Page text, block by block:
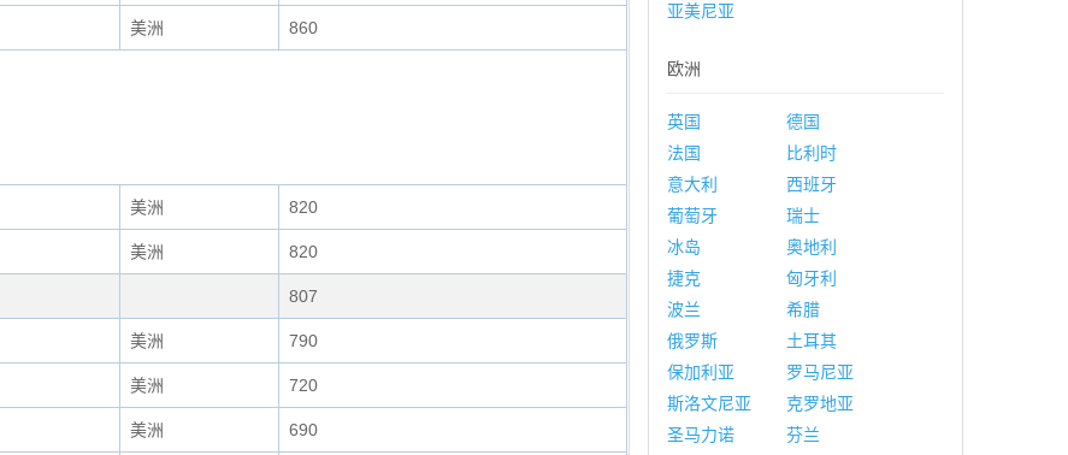
美洲 860
美洲 820
美洲 820
807
美洲 790
美洲 720
美洲 690
亚美尼亚
欧洲
英国
德国
法国
比利时
意大利
西班牙
葡萄牙
瑞士
冰岛
奥地利
捷克
匈牙利
波兰
希腊
俄罗斯
土耳其
保加利亚
罗马尼亚
斯洛文尼亚
克罗地亚
圣马力诺
芬兰